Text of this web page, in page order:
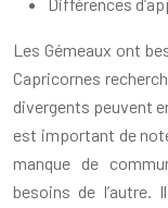
Les Gémeaux ont
Capricornes
divergents peuvent
est important de
manque de
besoins de l’autre.